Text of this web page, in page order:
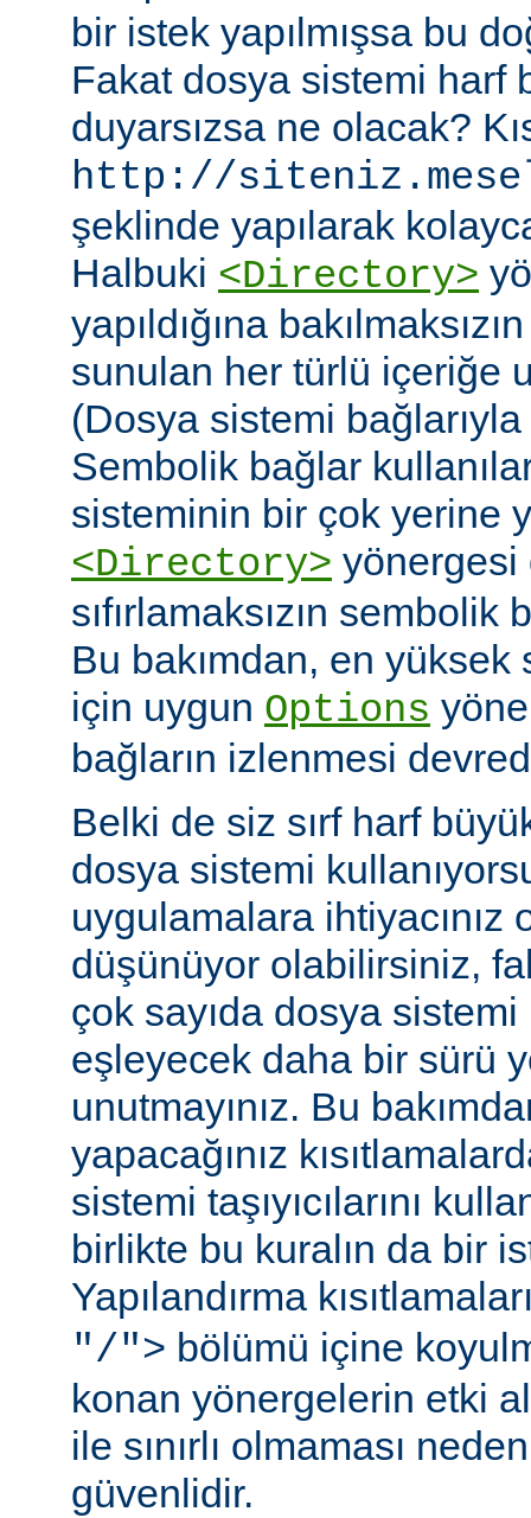
bir istek yapılmışsa bu
Fakat dosya sistemi harf
duyarsızsa ne olacak?
http://
şeklinde yapılarak
Halbuki <Directory>
yapıldığına
sunulan her türlü içeriğe
(Dosya sistemi
Sembolik bağlar
sisteminin bir çok yerine
<Directory> yönergesi
sıfırlamaksızın sembolik
Bu bakımdan, en
için uygun Options
bağların izlenmesi
Belki de siz sırf harf
dosya sistemi
uygulamalara ihtiyacınız
düşünüyor olabilirsiniz,
çok sayıda dosya
eşleyecek daha bir sürü
unutmayınız. Bu
yapacağınız
sistemi taşıyıcılarını
birlikte bu kuralın da bir
Yapılandırma
"/"> bölümü içine
konan yönergelerin etki
ile sınırlı olmaması
güvenlidir.